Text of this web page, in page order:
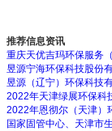
推荐信息资讯
重庆天优吉玛环保服务
昱源宁海环保科技股份
昱源（辽宁）环保科技
2022年天津绿展环保科
2022年恩彻尔（天津）
国家固管中心、天津市